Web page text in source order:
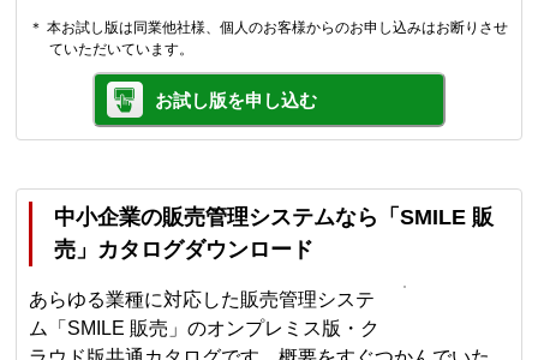
＊ 本お試し版は同業他社様、個人のお客様からのお申し込みはお断りさせ
ていただいています。
お試し版を申し込む
中小企業の販売管理システムなら「SMILE 販
売」カタログダウンロード
あらゆる業種に対応した販売管理システ
ム「SMILE 販売」のオンプレミス版・ク